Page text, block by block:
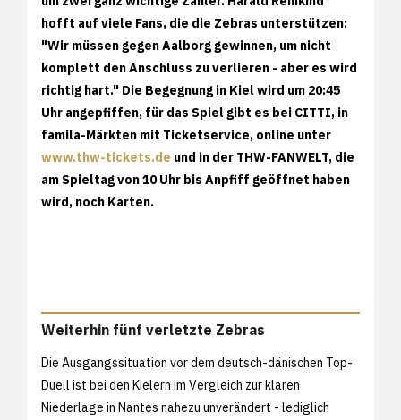
hofft auf viele Fans, die die Zebras unterstützen:
"Wir müssen gegen Aalborg gewinnen, um nicht
komplett den Anschluss zu verlieren - aber es wird
richtig hart." Die Begegnung in Kiel wird um 20:45
Uhr angepfiffen, für das Spiel gibt es bei CITTI, in
famila-Märkten mit Ticketservice, online unter
www.thw-tickets.de und in der THW-FANWELT, die
am Spieltag von 10 Uhr bis Anpfiff geöffnet haben
wird, noch Karten.
Weiterhin fünf verletzte Zebras
Die Ausgangssituation vor dem deutsch-dänischen Top-
Duell ist bei den Kielern im Vergleich zur klaren
Niederlage in Nantes nahezu unverändert - lediglich